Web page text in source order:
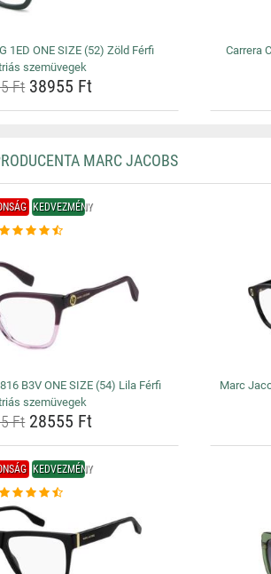
1ED ONE SIZE (52) Zöld Férfi
szemüvegek
Ft38955 Ft
Carrera
MARC JACOBS
KEDVEZMÉNY
B3V ONE SIZE (54) Lila Férfi
szemüvegek
Ft28555 Ft
Marc
KEDVEZMÉNY